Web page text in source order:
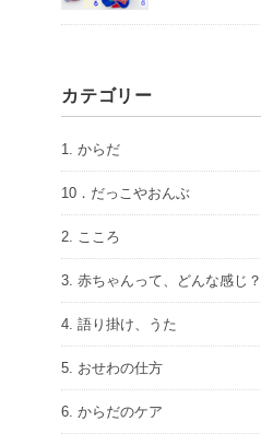
カテゴリー
1. からだ
10．だっこやおんぶ
2. こころ
3. 赤ちゃんって、どんな感じ？
4. 語り掛け、うた
5. おせわの仕方
6. からだのケア